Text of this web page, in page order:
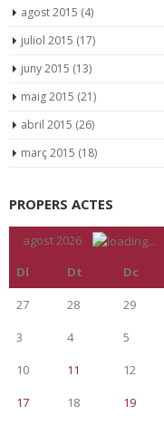
agost 2015 (4)
juliol 2015 (17)
juny 2015 (13)
maig 2015 (21)
abril 2015 (26)
març 2015 (18)
PROPERS ACTES
agost 2026
Dl
Dt Dc
27
28 29
3
4 5
10
11 12
17
18 19